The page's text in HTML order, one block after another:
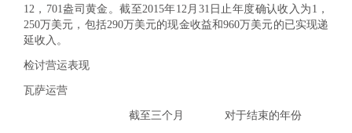
12，701盎司黄金。截至2015年12月31日止年度确认收入为1，
250万美元，包括290万美元的现金收益和960万美元的已实现递
延收入。
检讨营运表现
瓦萨运营
截至三个月 对于结束的年份